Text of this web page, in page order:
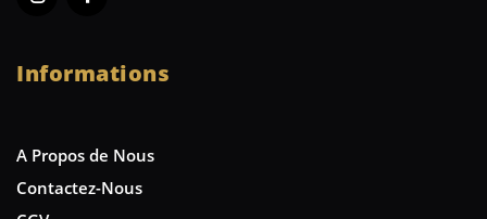
Informations
A Propos de Nous
Contactez-Nous